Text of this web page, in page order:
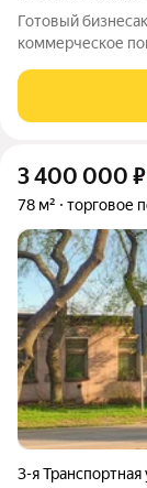
Готовый
коммерческое
достроенный
3 400 000 ₽
78 м² торговое
3-я Транспортная